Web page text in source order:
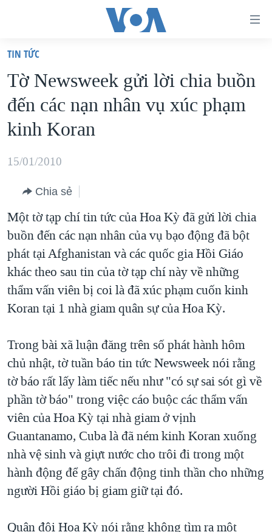
truy
cập
Tới
nội
chính
hướng
chính
Đi
tới
"Tìm"
VIỆT NAM
HOA KỲ
BIỂN ĐÔNG
THẾ GIỚI
DIỄN ĐÀN
MỤC
TỰ DO BÁO CHÍ
VẠCH TRẦN TIN GIẢ
NGƯỜI VIỆT HẢI NGOẠI
ĐỜI SỐNG
KHOA HỌC
SỨC KHOẺ
VĂN HOÁ
THỂ THAO
GIÁO DỤC
CHUYÊN ĐỀ
CHIẾN TRANH THƯƠNG MẠI CỦA MỸ: QUÁ KHỨ VÀ HIỆN
TẠI
HÀNH TRÌNH BẦU CỬ 2024
GIẢI MÃ VÀNH ĐAI & CON ĐƯỜNG
NGÀY TỊ NẠN THẾ GIỚI
TRỊNH VĨNH BÌNH - NGƯỜI HẠ 'BÊN THẮNG CUỘC'
GROUND ZERO – XƯA VÀ NAY
CÁC GIÁ TRỊ CỘNG HÒA Ở VIỆT NAM
THƯỢNG ĐỈNH TRUMP-KIM TẠI VIỆT NAM
TRỊNH VĨNH BÌNH VS. CHÍNH PHỦ VIỆT NAM
HỌC TIẾNG ANH
VIDEO
NGHE
MẠNG XÃ HỘI
Ngôn ngữ khác
TIN TỨC
Tờ Newsweek gửi lời chia buồn
đến các nạn nhân vụ xúc phạm
kinh Koran
15/01/2010
Chia sẻ
Một tờ tạp chí tin tức của Hoa Kỳ đã gửi lời chia
buồn đến các nạn nhân của vụ bạo động đã bột
phát tại Afghanistan và các quốc gia Hồi Giáo
khác theo sau tin của tờ tạp chí này về những
thẩm vấn viên bị coi là đã xúc phạm cuốn kinh
Koran tại 1 nhà giam quân sự của Hoa Kỳ.
Trong bài xã luận đăng trên số phát hành hôm
chủ nhật, tờ tuần báo tin tức Newsweek nói rằng
tờ báo rất lấy làm tiếc nếu như "có sự sai sót gì về
phần tờ báo" trong việc cáo buộc các thẩm vấn
viên của Hoa Kỳ tại nhà giam ở vịnh
Guantanamo, Cuba là đã ném kinh Koran xuống
nhà vệ sinh và giựt nước cho trôi đi trong một
hành động để gây chấn động tinh thần cho những
người Hồi giáo bị giam giữ tại đó.
Quân đội Hoa Kỳ nói rằng không tìm ra một